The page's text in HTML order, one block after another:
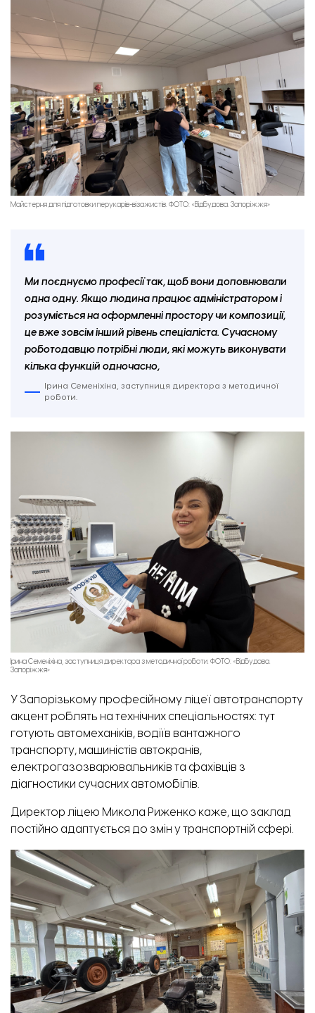
Майстерня для підготовки перукарів-візажистів. ФОТО: «Відбудова. Запоріжжя»
Ми поєднуємо професії так, щоб вони доповнювали
одна одну. Якщо людина працює адміністратором і
розуміється на оформленні простору чи композиції,
це вже зовсім інший рівень спеціаліста. Сучасному
роботодавцю потрібні люди, які можуть виконувати
кілька функцій одночасно,
Ірина Семеніхіна, заступниця директора з методичної
роботи.
Ірина Семеніхіна, заступниця директора з методичної роботи. ФОТО: «Відбудова.
Запоріжжя»
У Запорізькому професійному ліцеї автотранспорту
акцент роблять на технічних спеціальностях: тут
готують автомеханіків, водіїв вантажного
транспорту, машиністів автокранів,
електрогазозварювальників та фахівців з
діагностики сучасних автомобілів.
Директор ліцею Микола Риженко каже, що заклад
постійно адаптується до змін у транспортній сфері.